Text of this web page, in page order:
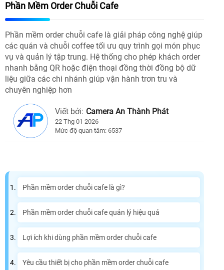
Phần Mềm Order Chuỗi Cafe
Phần mềm order chuỗi cafe là giải pháp công nghệ giúp
các quán và chuỗi coffee tối ưu quy trình gọi món phục
vụ và quản lý tập trung. Hệ thống cho phép khách order
nhanh bằng QR hoặc điện thoại đồng thời đồng bộ dữ
liệu giữa các chi nhánh giúp vận hành trơn tru và
chuyên nghiệp hơn
Viết bởi: Camera An Thành Phát
22 Thg 01 2026
Mức độ quan tâm: 6537
Phần mềm order chuỗi cafe là gì?
Phần mềm order chuỗi cafe quản lý hiệu quả
Lợi ích khi dùng phần mềm order chuỗi cafe
Yêu cầu thiết bị cho phần mềm order chuỗi cafe